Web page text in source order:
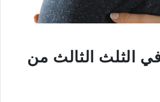
الثلث الثالث من